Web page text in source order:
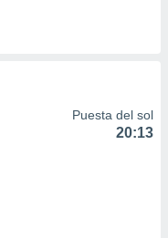
Puesta del sol
20:13